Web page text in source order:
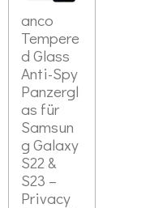
anco
Tempere
d Glass
Anti-Spy
Panzergl
as für
Samsun
g Galaxy
S22 &
S23 –
Privacy